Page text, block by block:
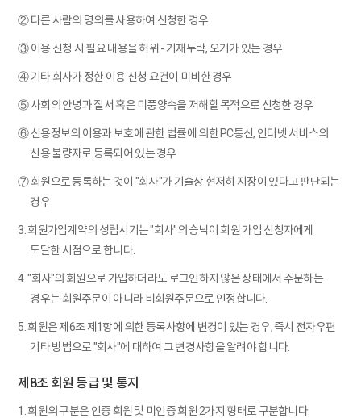
② 다른 사람의 명의를 사용하여 신청한 경우
③ 이용 신청 시 필요 내용을 허위 - 기재누락, 오기가 있는 경우
④ 기타 회사가 정한 이용 신청 요건이 미비한 경우
⑤ 사회의 안녕과 질서 혹은 미풍양속을 저해할 목적으로 신청한 경우
⑥ 신용정보의 이용과 보호에 관한 법률에 의한 PC통신, 인터넷 서비스의
신용 불량자로 등록되어 있는 경우
⑦ 회원으로 등록하는 것이 "회사"가 기술상 현저히 지장이 있다고 판단되는
경우
3. 회원가입계약의 성립시기는 "회사"의 승낙이 회원 가입 신청자에게
도달한 시점으로 합니다.
4. "회사"의 회원으로 가입하더라도 로그인하지 않은 상태에서 주문하는
경우는 회원주문이 아니라 비회원주문으로 인정합니다.
5. 회원은 제6조 제1항에 의한 등록사항에 변경이 있는 경우, 즉시 전자우편
기타 방법으로 "회사"에 대하여 그 변경사항을 알려야 합니다.
제8조 회원 등급 및 통지
1. 회원의 구분은 인증 회원 및 미인증 회원 2가지 형태로 구분합니다.